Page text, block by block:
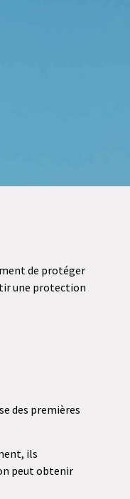
de protéger
une protection
des premières
ils
peut obtenir